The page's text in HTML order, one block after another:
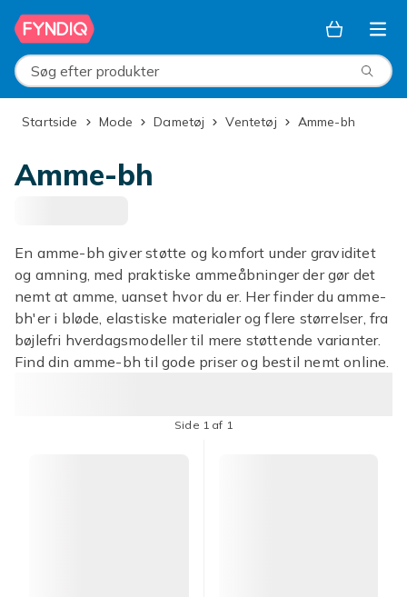
Spring til hovedindhold
Søg efter produkter
Startside Mode Dametøj Ventetøj Amme-bh
Amme-bh
En amme-bh giver støtte og komfort under graviditet
og amning, med praktiske ammeåbninger der gør det
nemt at amme, uanset hvor du er. Her finder du amme-
bh'er i bløde, elastiske materialer og flere størrelser, fra
bøjlefri hverdagsmodeller til mere støttende varianter.
Find din amme-bh til gode priser og bestil nemt online.
Side 1 af 1